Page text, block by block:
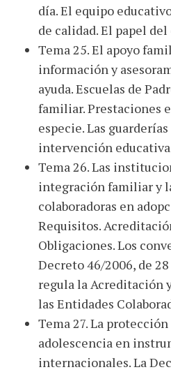
día. El equipo
de calidad. El papel
Tema 25. El apoyo
información y
ayuda. Escuelas de
familiar. Prestaciones
especie. Las
intervención
Tema 26. Las
integración familiar y
colaboradoras en
Requisitos.
Obligaciones. Los
Decreto 46/2006, de
regula la Acreditación
las Entidades
Tema 27. La
adolescencia en
internacionales. La